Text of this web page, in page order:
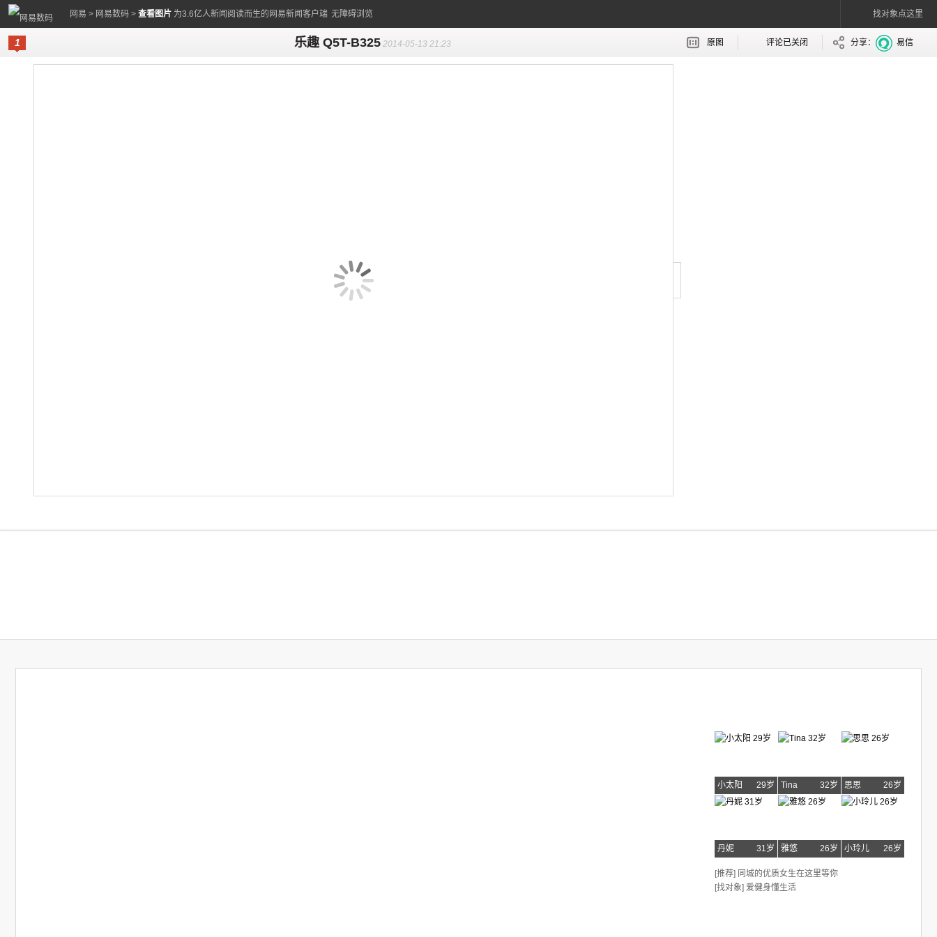
网易 > 网易数码 > 查看图片 为3.6亿人新闻阅读而生的网易新闻客户端 无障碍浏览 找对象点这里
1 乐趣 Q5T-B325 2014-05-13 21:23 原图 评论已关闭 分享： 易信
小太阳 29岁 Tina 32岁 思思 26岁
丹妮 31岁 雅悠 26岁 小玲儿 26岁
[推荐] 同城的优质女生在这里等你
[找对象] 爱健身懂生活